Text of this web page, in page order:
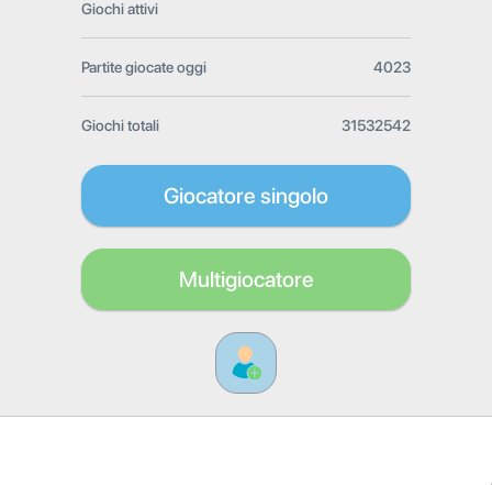
Giochi attivi
Partite giocate oggi 4023
Giochi totali 31532542
Giocatore singolo
Multigiocatore